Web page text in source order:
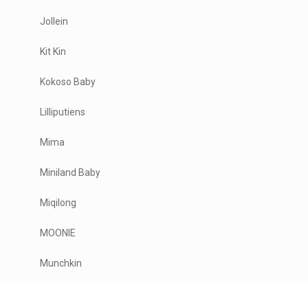
Jollein
Kit Kin
Kokoso Baby
Lilliputiens
Mima
Miniland Baby
Miqilong
MOONIE
Munchkin